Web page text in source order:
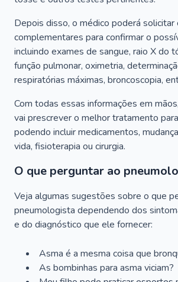
Depois disso, o médico poderá solicitar
complementares para confirmar o
incluindo exames de sangue, raio X do
função pulmonar, oximetria,
respiratórias máximas, broncoscopia,
Com todas essas informações em
vai prescrever o melhor tratamento
podendo incluir medicamentos,
vida, fisioterapia ou cirurgia.
O que perguntar ao
Veja algumas sugestões sobre o que
pneumologista dependendo dos
e do diagnóstico que ele fornecer:
Asma é a mesma coisa que
As bombinhas para asma viciam?